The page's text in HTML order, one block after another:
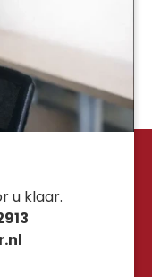
u klaar.